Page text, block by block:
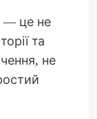
— це не
та
не